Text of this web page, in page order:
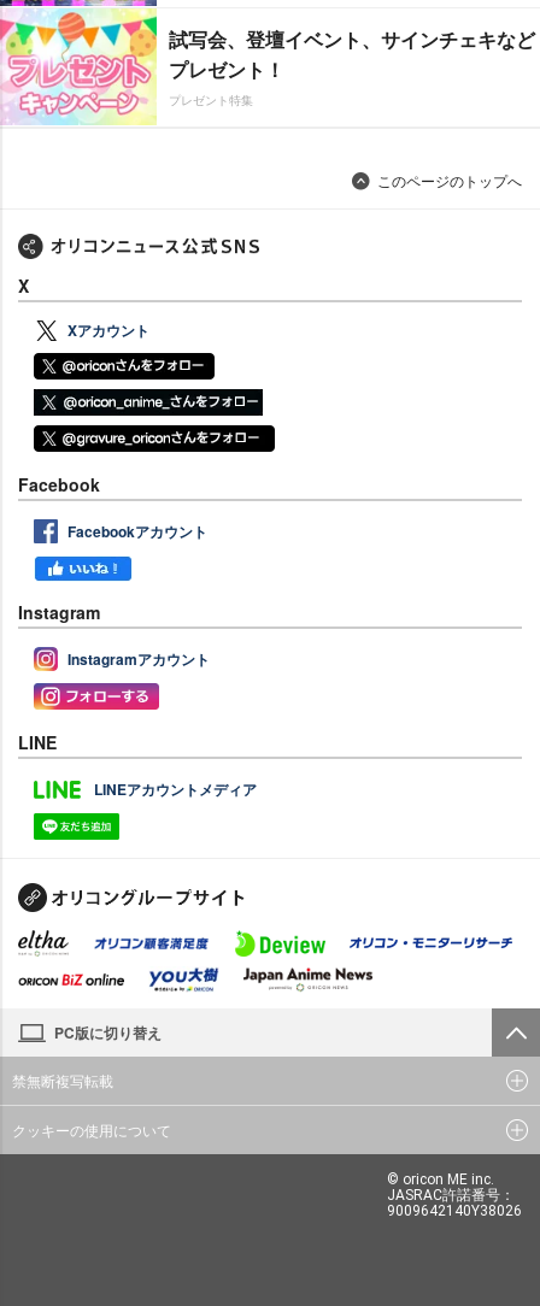
試写会、登壇イベント、サインチェキなど
プレゼント！
プレゼント特集
このページのトップへ
X
Xアカウント
Facebook
Facebookアカウント
Instagram
Instagramアカウント
LINE
LINEアカウントメディア
PC版に切り替え
禁無断複写転載
クッキーの使用について
© oricon ME inc.
JASRAC許諾番号：
9009642140Y38026